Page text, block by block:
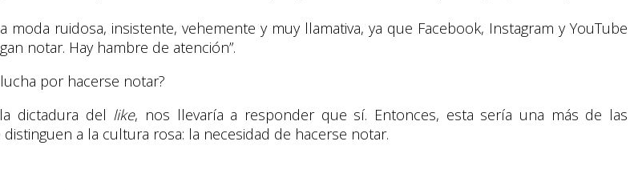
ruidosa, insistente, vehemente y muy llamativa, ya que Facebook, Instagram y YouTube
notar. Hay hambre de atención”.
por hacerse notar?
dictadura del like, nos llevaría a responder que sí. Entonces, esta sería una más de las
a la cultura rosa: la necesidad de hacerse notar.